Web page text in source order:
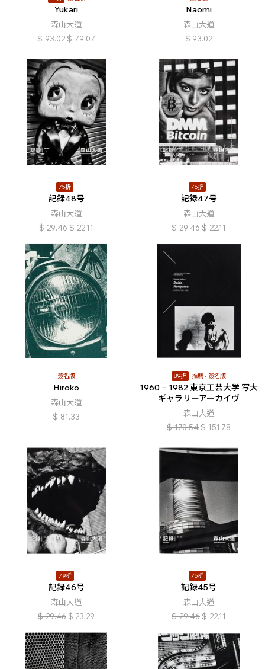
Yukari
森山大道
$ 93.02 $ 79.07
Naomi
森山大道
$ 93.02
75折
記録48号
森山大道
$ 29.46 $ 22.11
75折
記録47号
森山大道
$ 29.46 $ 22.11
簽名版
Hiroko
森山大道
$ 81.33
89折 推薦 簽名版
1960 − 1982 東京工芸大学 写大
ギャラリーアーカイヴ
森山大道
$ 170.54 $ 151.78
79折
記録46号
森山大道
$ 29.46 $ 23.29
75折
記録45号
森山大道
$ 29.46 $ 22.11